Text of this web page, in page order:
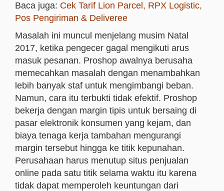
Baca juga: Cek Tarif Lion Parcel, RPX Logistic,
Pos Pengiriman & Deliveree
Masalah ini muncul menjelang musim Natal
2017, ketika pengecer gagal mengikuti arus
masuk pesanan. Proshop awalnya berusaha
memecahkan masalah dengan menambahkan
lebih banyak staf untuk mengimbangi beban.
Namun, cara itu terbukti tidak efektif. Proshop
bekerja dengan margin tipis untuk bersaing di
pasar elektronik konsumen yang kejam, dan
biaya tenaga kerja tambahan mengurangi
margin tersebut hingga ke titik kepunahan.
Perusahaan harus menutup situs penjualan
online pada satu titik selama waktu itu karena
tidak dapat memperoleh keuntungan dari